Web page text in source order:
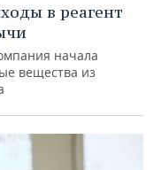
в реагент
начала
вещества из